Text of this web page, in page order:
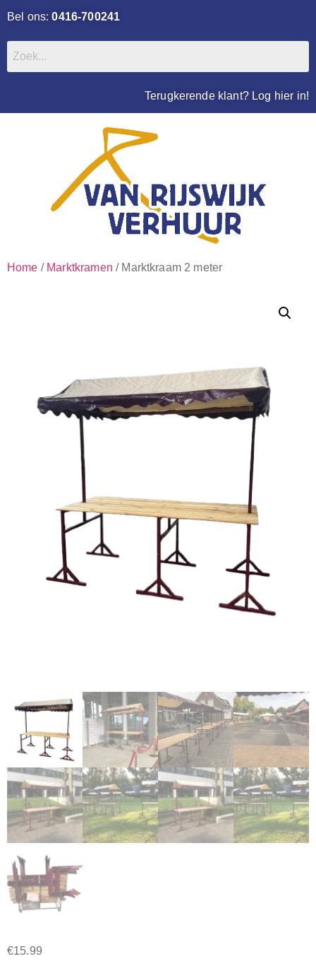
Bel ons:0416-700241
Terugkerende klant? Log hier in!
Home / Marktkramen / Marktkraam 2 meter
€15.99